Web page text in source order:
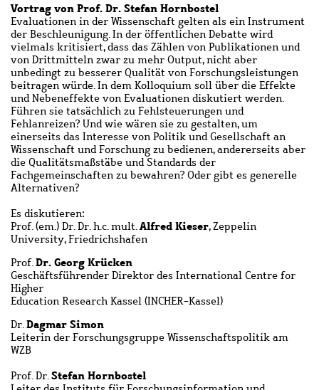
Vortrag von Prof. Dr. Stefan Hornbostel
Evaluationen in der Wissenschaft gelten als ein Instrument
der Beschleunigung. In der öffentlichen Debatte wird
vielmals kritisiert, dass das Zählen von Publikationen und
von Drittmitteln zwar zu mehr Output, nicht aber
unbedingt zu besserer Qualität von Forschungsleistungen
beitragen würde. In dem Kolloquium soll über die Effekte
und Nebeneffekte von Evaluationen diskutiert werden.
Führen sie tatsächlich zu Fehlsteuerungen und
Fehlanreizen? Und wie wären sie zu gestalten, um
einerseits das Interesse von Politik und Gesellschaft an
Wissenschaft und Forschung zu bedienen, andererseits aber
die Qualitätsmaßstäbe und Standards der
Fachgemeinschaften zu bewahren? Oder gibt es generelle
Alternativen?
Es diskutieren:
Prof. (em.) Dr. Dr. h.c. mult.Alfred Kieser, Zeppelin
University, Friedrichshafen
Prof.Dr. Georg Krücken
Geschäftsführender Direktor des International Centre for
Higher
Education Research Kassel (INCHER-Kassel)
Dr.Dagmar Simon
Leiterin der Forschungsgruppe Wissenschaftspolitik am
WZB
Prof. Dr.Stefan Hornbostel